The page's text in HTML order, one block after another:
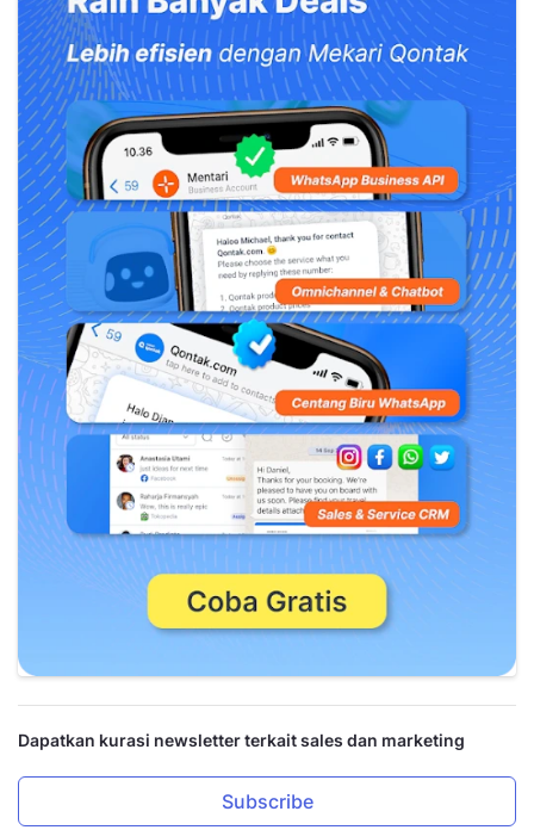
Dapatkan kurasi newsletter terkait sales dan marketing
Subscribe